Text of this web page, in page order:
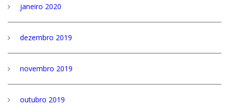
janeiro 2020
dezembro 2019
novembro 2019
outubro 2019